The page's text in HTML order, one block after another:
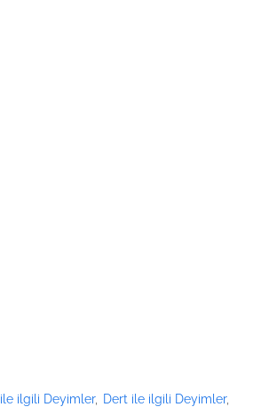
ilgili Deyimler
Dert ile ilgili Deyimler